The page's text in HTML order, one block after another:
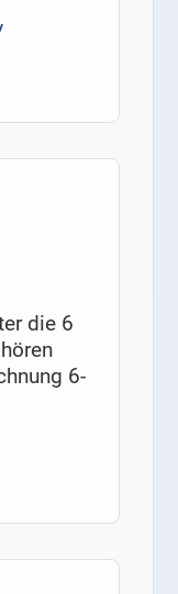
die 6
6-